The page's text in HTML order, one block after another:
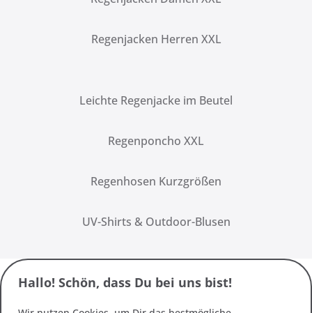
Regenjacken Herren XXL
Leichte Regenjacke im Beutel
Regenponcho XXL
Regenhosen Kurzgrößen
UV-Shirts & Outdoor-Blusen
Hallo! Schön, dass Du bei uns bist!